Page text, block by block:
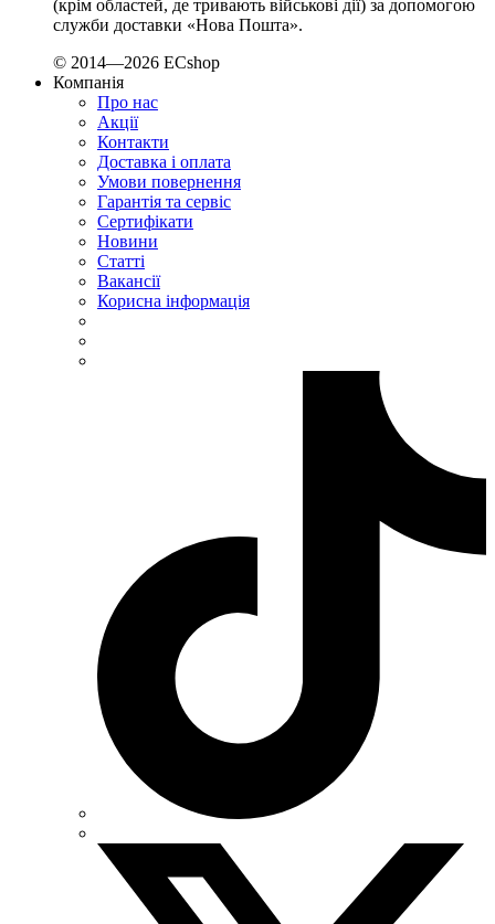
Technoelectric (Італія)
TEKPAN (Туреччина)
TeleTec (Україна)
TEM (Словенія)
Tense (Туреччина)
Terneo (Україна)
Testboy (Німеччина)
UEC (Україна)
UEK (Україна)
Vargo (Україна)
Vector VS
Vimar (Італія)
Volter (Україна)
Volterm (Україна)
Запорізький завод кольорових металів (ЗЗКМ)
Каблекс Одеса
Мегомметр (Україна)
Новатек-Електро (Україна)
Одескабель Одеський кабельний завод
Промфактор
Термофіт
Укренерго-Альянс (Україна)
(крім областей, де тривають військові дії) за допомогою
служби доставки «Нова Пошта».
© 2014—2026 ECshop
Компанія
Про нас
Акції
Контакти
Доставка і оплата
Умови повернення
Гарантія та сервіс
Сертифікати
Новини
Статті
Вакансії
Корисна інформація